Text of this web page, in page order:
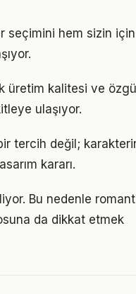
seçimini hem sizin
üretim kalitesi ve
ulaşıyor.
tercih değil;
kararı.
Bu nedenle
da dikkat etmek